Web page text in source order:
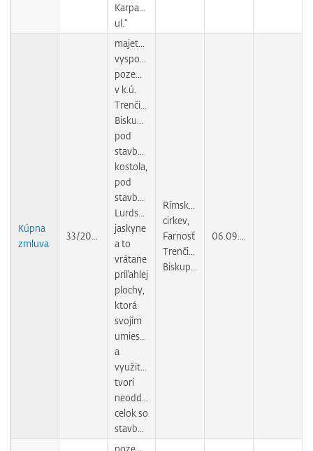
Karpatská
ul."
Kúpna
zmluva
majetkovoprávne
vysporiadanie
pozemkov
v k.ú.
Trenčianske
Biskupice
pod
stavbou
kostola,
pod
stavbou
Lurdskej
jaskyne
a to
vrátane
priľahlej
plochy,
ktorá
svojím
umiestnením
a
využitím
tvorí
neoddeliteľný
celok so
Rímskokatolícka
cirkev,
Farnosť
Trenčianske
pozemky